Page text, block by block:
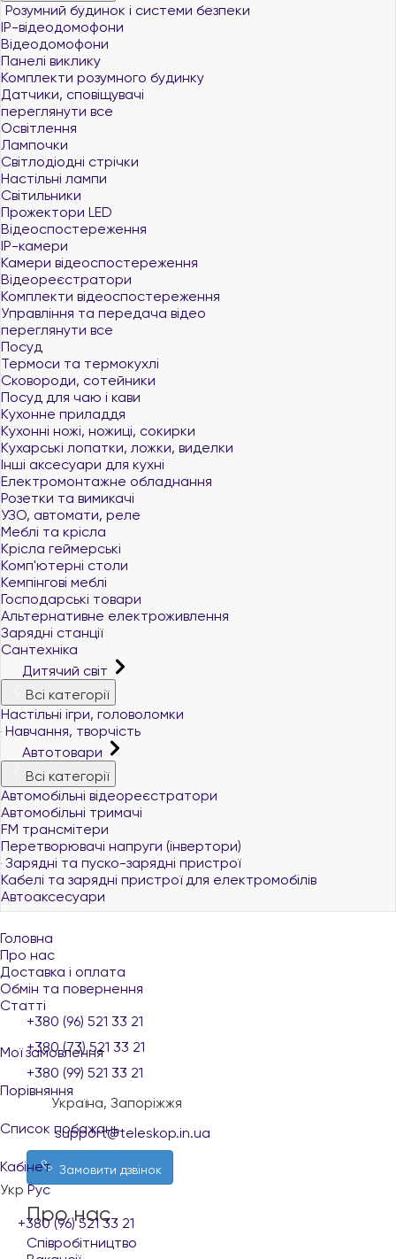
Розумний будинок і системи безпеки
IP-відеодомофони
Відеодомофони
Панелі виклику
Комплекти розумного будинку
Датчики, сповіщувачі
переглянути все
Освітлення
Лампочки
Світлодіодні стрічки
Настільні лампи
Світильники
Прожектори LED
Відеоспостереження
IP-камери
Камери відеоспостереження
Відеореєстратори
Комплекти відеоспостереження
Управління та передача відео
переглянути все
Посуд
Термоси та термокухлі
Сковороди, сотейники
Посуд для чаю і кави
Кухонне приладдя
Кухонні ножі, ножиці, сокирки
Кухарські лопатки, ложки, виделки
Інші аксесуари для кухні
Електромонтажне обладнання
Розетки та вимикачі
УЗО, автомати, реле
Меблі та крісла
Крісла геймерські
Комп'ютерні столи
Кемпінгові меблі
Господарські товари
Альтернативне електроживлення
Зарядні станції
Сантехніка
Дитячий світ
Всі категорії
Настільні ігри, головоломки
Навчання, творчість
Автотовари
Всі категорії
Автомобільні відеореєстратори
Автомобільні тримачі
FM трансмітери
Перетворювачі напруги (інвертори)
Зарядні та пуско-зарядні пристрої
Кабелі та зарядні пристрої для електромобілів
Автоаксесуари
Головна
Про нас
Доставка і оплата
Обмін та повернення
Статті
Мої замовлення
Порівняння
Список побажань
Кабінет
Укр Рус
+380 (96) 521 33 21
+380 (96) 521 33 21
+380 (73) 521 33 21
+380 (99) 521 33 21
Україна, Запоріжжя
support@teleskop.in.ua
Замовити дзвінок
Про нас
Співробітництво